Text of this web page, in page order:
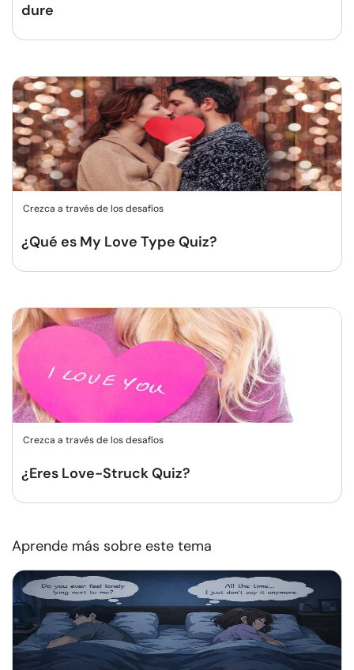
dure
Crezca a través de los desafíos
¿Qué es My Love Type Quiz?
Crezca a través de los desafíos
¿Eres Love-Struck Quiz?
Aprende más sobre este tema